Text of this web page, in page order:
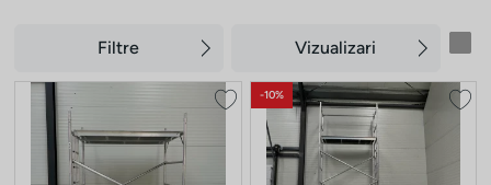
Filtre Vizualizari
-10%